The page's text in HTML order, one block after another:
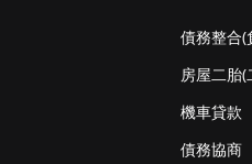
債務整合(
房屋二胎(
機車貸款
債務協商